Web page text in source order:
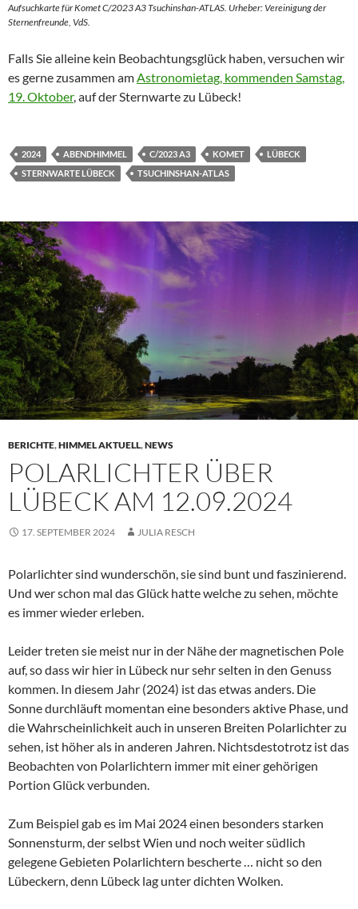
Aufsuchkarte für Komet C/2023 A3 Tsuchinshan-ATLAS. Urheber: Vereinigung der
Sternenfreunde, VdS.
Falls Sie alleine kein Beobachtungsglück haben, versuchen wir
es gerne zusammen amAstronomietag, kommenden Samstag,
19. Oktober, auf der Sternwarte zu Lübeck!
2024 ABENDHIMMEL C/2023 A3 KOMET
LÜBECK
STERNWARTE LÜBECK
TSUCHINSHAN-ATLAS
BERICHTE,HIMMEL AKTUELL,NEWS
POLARLICHTER ÜBER
LÜBECK AM 12.09.2024
17. SEPTEMBER 2024 JULIA RESCH
Polarlichter sind wunderschön, sie sind bunt und faszinierend.
Und wer schon mal das Glück hatte welche zu sehen, möchte
es immer wieder erleben.
Leider treten sie meist nur in der Nähe der magnetischen Pole
auf, so dass wir hier in Lübeck nur sehr selten in den Genuss
kommen. In diesem Jahr (2024) ist das etwas anders. Die
Sonne durchläuft momentan eine besonders aktive Phase, und
die Wahrscheinlichkeit auch in unseren Breiten Polarlichter zu
sehen, ist höher als in anderen Jahren. Nichtsdestotrotz ist das
Beobachten von Polarlichtern immer mit einer gehörigen
Portion Glück verbunden.
Zum Beispiel gab es im Mai 2024 einen besonders starken
Sonnensturm, der selbst Wien und noch weiter südlich
gelegene Gebieten Polarlichtern bescherte … nicht so den
Lübeckern, denn Lübeck lag unter dichten Wolken.